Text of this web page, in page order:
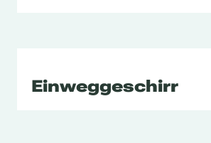
Einweggeschirr